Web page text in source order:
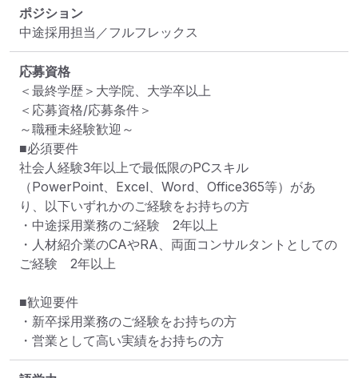
ポジション
中途採用担当／フルフレックス
応募資格
＜最終学歴＞大学院、大学卒以上
＜応募資格/応募条件＞
～職種未経験歓迎～
■必須要件
社会人経験3年以上で最低限のPCスキル
（PowerPoint、Excel、Word、Office365等）があ
り、以下いずれかのご経験をお持ちの方
・中途採用業務のご経験　2年以上
・人材紹介業のCAやRA、両面コンサルタントとしての
ご経験　2年以上
■歓迎要件
・新卒採用業務のご経験をお持ちの方
・営業として高い実績をお持ちの方